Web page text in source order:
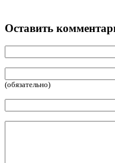
Оставить
(обязательно)